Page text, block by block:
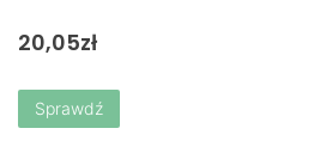
20,05zł
Sprawdź